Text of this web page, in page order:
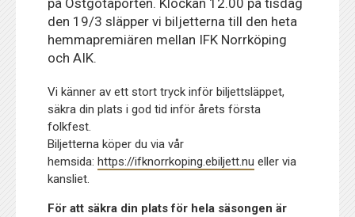
den 19/3 släpper vi biljetterna till den heta
hemmapremiären mellan IFK Norrköping
och AIK.
Vi känner av ett stort tryck inför biljettsläppet,
säkra din plats i god tid inför årets första
folkfest.
Biljetterna köper du via vår
hemsida:https://ifknorrkoping.ebiljett.nu eller via
kansliet.
För att säkra din plats för hela säsongen är